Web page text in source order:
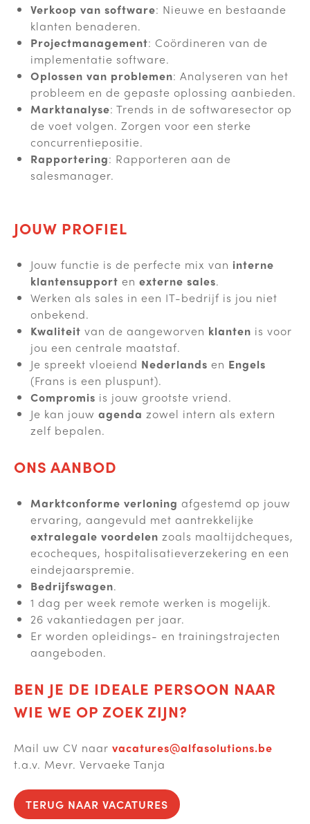
Verkoop van software: Nieuwe en bestaande
klanten benaderen.
Projectmanagement: Coördineren van de
implementatie software.
Oplossen van problemen: Analyseren van het
probleem en de gepaste oplossing aanbieden.
Marktanalyse: Trends in de softwaresector op
de voet volgen. Zorgen voor een sterke
concurrentiepositie.
Rapportering: Rapporteren aan de
salesmanager.
JOUW PROFIEL
Jouw functie is de perfecte mix van interne
klantensupport en externe sales.
Werken als sales in een IT-bedrijf is jou niet
onbekend.
Kwaliteit van de aangeworven klanten is voor
jou een centrale maatstaf.
Je spreekt vloeiend Nederlands en Engels
(Frans is een pluspunt).
Compromis is jouw grootste vriend.
Je kan jouw agenda zowel intern als extern
zelf bepalen.
ONS AANBOD
Marktconforme verloning afgestemd op jouw
ervaring, aangevuld met aantrekkelijke
extralegale voordelen zoals maaltijdcheques,
ecocheques, hospitalisatieverzekering en een
eindejaarspremie.
Bedrijfswagen.
1 dag per week remote werken is mogelijk.
26 vakantiedagen per jaar.
Er worden opleidings- en trainingstrajecten
aangeboden.
BEN JE DE IDEALE PERSOON NAAR
WIE WE OP ZOEK ZIJN?
Mail uw CV naar vacatures@alfasolutions.be
t.a.v. Mevr. Vervaeke Tanja
TERUG NAAR VACATURES